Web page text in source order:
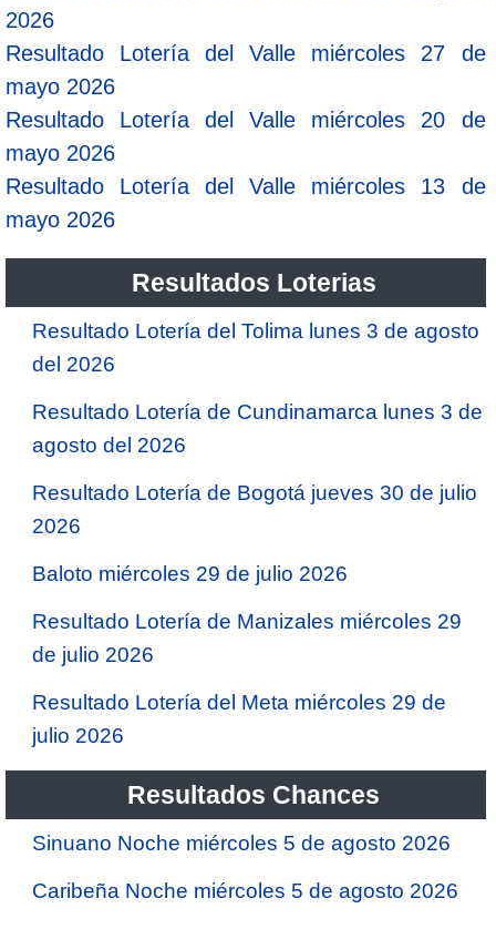
2026
Resultado Lotería del Valle miércoles 27 de
mayo 2026
Resultado Lotería del Valle miércoles 20 de
mayo 2026
Resultado Lotería del Valle miércoles 13 de
mayo 2026
Resultados Loterias
Resultado Lotería del Tolima lunes 3 de agosto
del 2026
Resultado Lotería de Cundinamarca lunes 3 de
agosto del 2026
Resultado Lotería de Bogotá jueves 30 de julio
2026
Baloto miércoles 29 de julio 2026
Resultado Lotería de Manizales miércoles 29
de julio 2026
Resultado Lotería del Meta miércoles 29 de
julio 2026
Resultados Chances
Sinuano Noche miércoles 5 de agosto 2026
Caribeña Noche miércoles 5 de agosto 2026